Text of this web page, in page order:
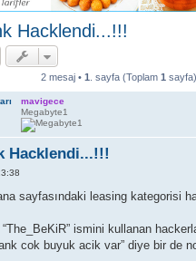
Hacklendi...!!!
2 mesaj • 1 . sayfa (Toplam 1 sayfa)
mavigece
Megabyte1
Hacklendi...!!!
sayfasındaki leasing kategorisi
“The_BeKiR” ismini kullanan
cok buyuk acik var” diye bir de